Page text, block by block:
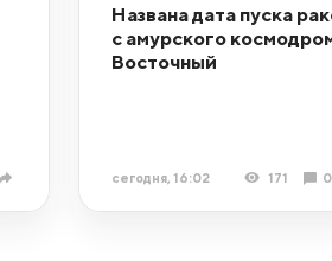
Названа дата пуска
с амурского
Восточный
сегодня, 16:02 171 0